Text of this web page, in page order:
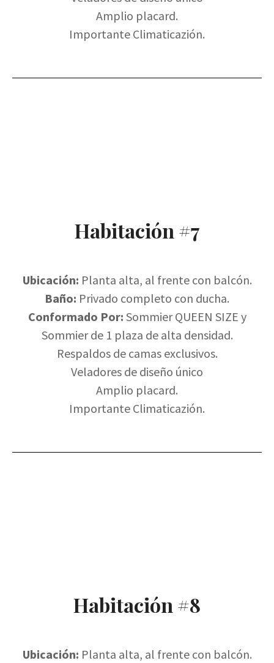
Amplio placard.
Importante Climaticazión.
Habitación #7
Ubicación: Planta alta, al frente con balcón.
Baño: Privado completo con ducha.
Conformado Por: Sommier QUEEN SIZE y
Sommier de 1 plaza de alta densidad.
Respaldos de camas exclusivos.
Veladores de diseño único
Amplio placard.
Importante Climaticazión.
Habitación #8
Ubicación: Planta alta, al frente con balcón.